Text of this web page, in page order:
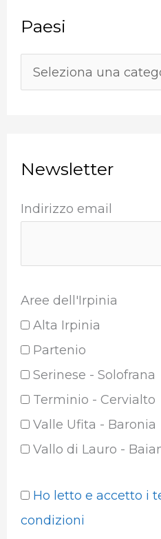
a
:
Paesi
Newsletter
Indirizzo email
Aree dell'Irpinia
Alta Irpinia
Partenio
Serinese - Solofrana
Terminio - Cervialto
Valle Ufita - Baronia
Vallo di Lauro -
Ho letto e accetto i
condizioni